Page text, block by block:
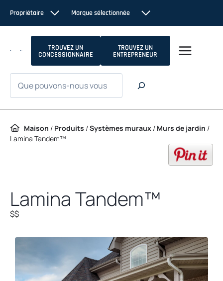
Propriétaire Marque sélectionnée
TROUVEZ UN
CONCESSIONNAIRE
TROUVEZ UN
ENTREPRENEUR
Maison / Produits /Systèmes muraux / Murs de jardin /
Lamina Tandem™
Lamina Tandem™
$$